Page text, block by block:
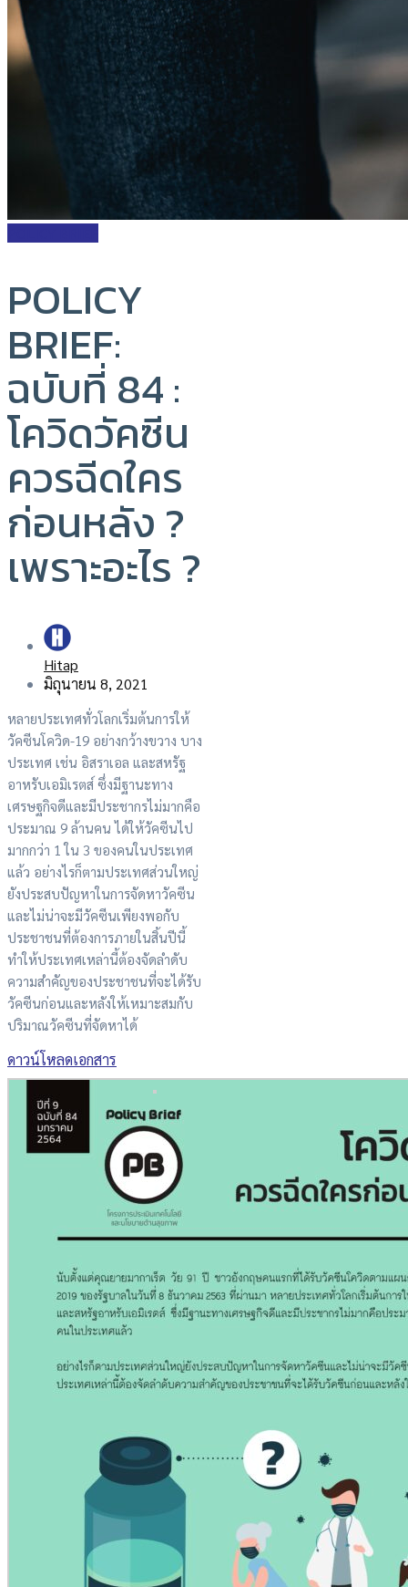
POLICY
BRIEF:
ฉบับที่ 84 :
โควิดวัคซีน
ควรฉีดใคร
ก่อนหลัง ?
เพราะอะไร ?
Hitap
มิถุนายน 8, 2021
หลายประเทศทั่วโลกเริ่มต้นการให้
วัคซีนโควิด-19 อย่างกว้างขวาง บาง
ประเทศ เช่น อิสราเอล และสหรัฐ
อาหรับเอมิเรตส์ ซึ่งมีฐานะทาง
เศรษฐกิจดีและมีประชากรไม่มากคือ
ประมาณ 9 ล้านคน ได้ให้วัคซีนไป
มากกว่า 1 ใน 3 ของคนในประเทศ
แล้ว อย่างไรก็ตามประเทศส่วนใหญ่
ยังประสบปัญหาในการจัดหาวัคซีน
และไม่น่าจะมีวัคซีนเพียงพอกับ
ประชาชนที่ต้องการภายในสิ้นปีนี้
ทำให้ประเทศเหล่านี้ต้องจัดลำดับ
ความสำคัญของประชาชนที่จะได้รับ
วัคซีนก่อนและหลังให้เหมาะสมกับ
ปริมาณวัคซีนที่จัดหาได้
ดาวน์โหลดเอกสาร